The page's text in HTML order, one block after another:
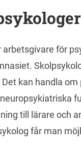
för
kan handla
till lärare och
får man